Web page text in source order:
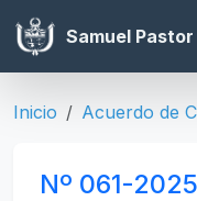
Samuel Pastor
Inicio Acuerdo de
Nº 061-2025